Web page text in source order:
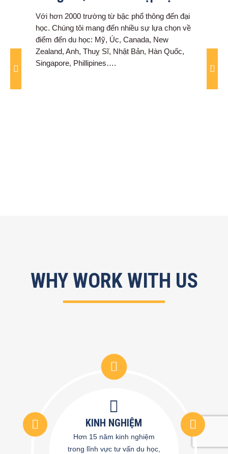
Với hơn 2000 trường từ bậc phổ thông đến đại
học. Chúng tôi mang đến nhiều sự lựa chọn về
điểm đến du học: Mỹ, Úc, Canada, New
Zealand, Anh, Thuỵ Sĩ, Nhật Bản, Hàn Quốc,
Singapore, Phillipines….
chọn
WHY WORK WITH US
KINH NGHIỆM
Hơn 15 năm kinh nghiệm
trong lĩnh vực tư vấn du học,